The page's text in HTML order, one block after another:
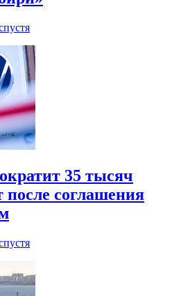
35 тысяч
после соглашения